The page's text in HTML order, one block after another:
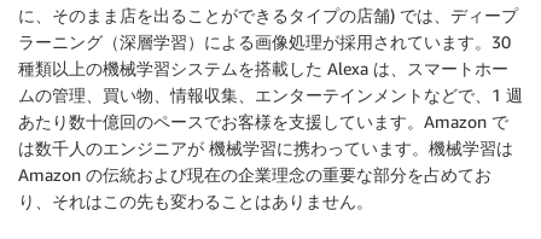
に、そのまま店を出ることができるタイプの店舗) では、ディープ
ラーニング（深層学習）による画像処理が採用されています。30
種類以上の機械学習システムを搭載した Alexa は、スマートホー
ムの管理、買い物、情報収集、エンターテインメントなどで、1 週
あたり数十億回のペースでお客様を支援しています。Amazon で
は数千人のエンジニアが 機械学習に携わっています。機械学習は
Amazon の伝統および現在の企業理念の重要な部分を占めてお
り、それはこの先も変わることはありません。